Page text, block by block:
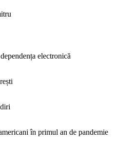
electronică
în primul an de pandemie